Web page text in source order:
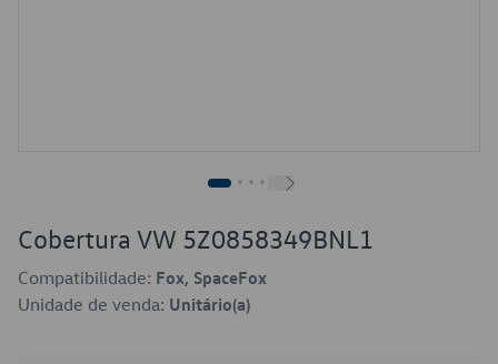
Cobertura VW 5Z0858349BNL1
Compatibilidade: Fox, SpaceFox
Unidade de venda: Unitário(a)